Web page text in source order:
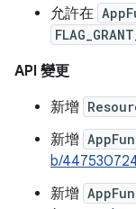
允許在
API 變更
新增
新增
b/
新增